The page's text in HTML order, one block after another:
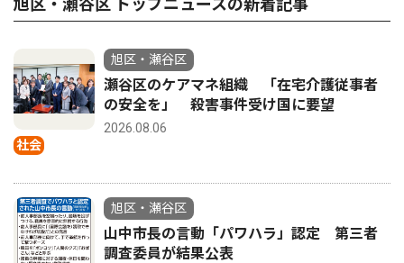
社会
旭区・瀬谷区
瀬谷区のケアマネ組織 「在宅介護従事者
の安全を」 殺害事件受け国に要望
2026.08.06
旭区・瀬谷区
山中市長の言動「パワハラ」認定 第三者
調査委員が結果公表